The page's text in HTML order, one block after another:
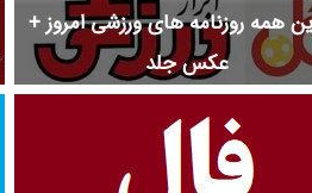
همه روزنامه های ورزشی امروز +
عکس جلد